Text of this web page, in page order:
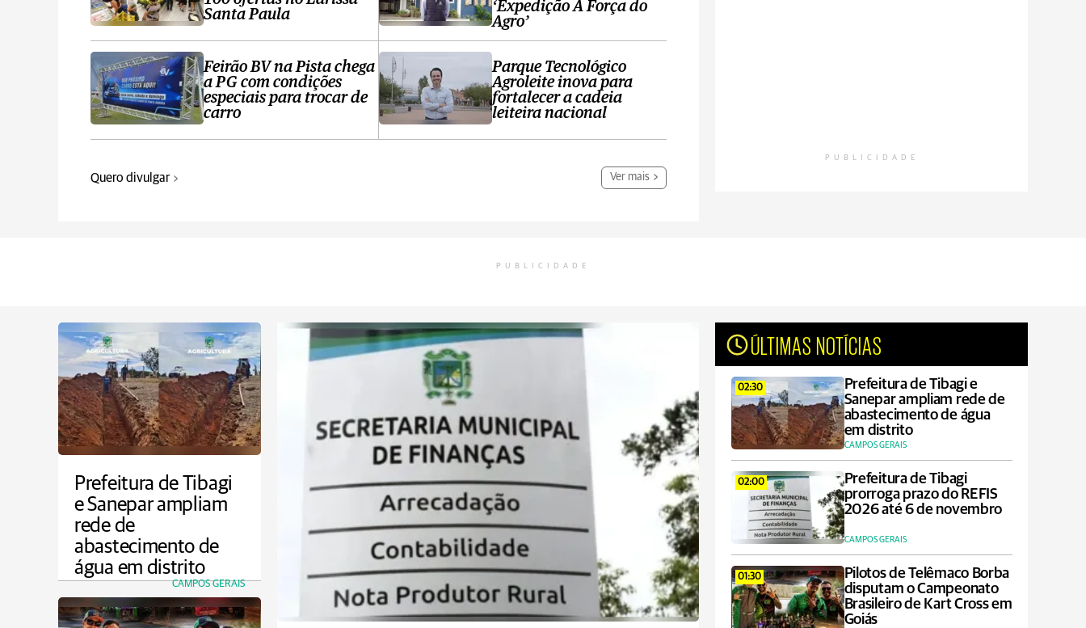
Santa Paula
Feirão BV na Pista chega
a PG com condições
especiais para trocar de
carro
‘Expedição A Força do
Agro’
Parque Tecnológico
Agroleite inova para
fortalecer a cadeia
leiteira nacional
Quero divulgar Ver mais
PUBLICIDADE
PUBLICIDADE
Prefeitura de Tibagi
e Sanepar ampliam
rede de
abastecimento de
água em distrito
CAMPOS GERAIS
ÚLTIMAS NOTÍCIAS
02:30
Prefeitura de Tibagi e
Sanepar ampliam rede de
abastecimento de água
em distrito
CAMPOS GERAIS
02:00
Prefeitura de Tibagi
prorroga prazo do REFIS
2026 até 6 de novembro
CAMPOS GERAIS
01:30
Pilotos de Telêmaco Borba
disputam o Campeonato
Brasileiro de Kart Cross em
Goiás